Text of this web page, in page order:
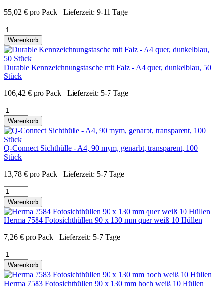
55,02 € pro Pack Lieferzeit: 9-11 Tage
Warenkorb
Durable Kennzeichnungstasche mit Falz - A4 quer, dunkelblau, 50
Stück
106,42 € pro Pack Lieferzeit: 5-7 Tage
Warenkorb
Q-Connect Sichthülle - A4, 90 mym, genarbt, transparent, 100
Stück
13,78 € pro Pack Lieferzeit: 5-7 Tage
Warenkorb
Herma 7584 Fotosichthüllen 90 x 130 mm quer weiß 10 Hüllen
7,26 € pro Pack Lieferzeit: 5-7 Tage
Warenkorb
Herma 7583 Fotosichthüllen 90 x 130 mm hoch weiß 10 Hüllen